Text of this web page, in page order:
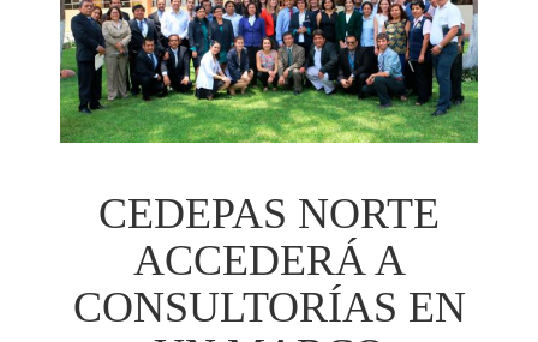
CEDEPAS NORTE
ACCEDERÁ A
CONSULTORÍAS EN